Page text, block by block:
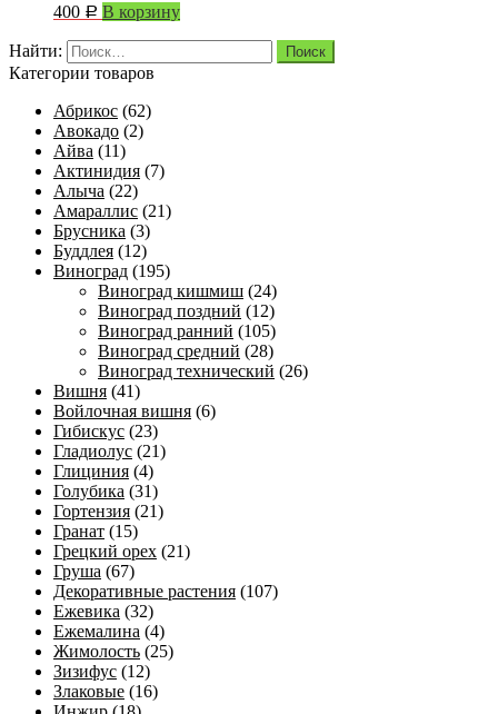
400 Р В корзину
Найти:
Категории товаров
Абрикос (62)
Авокадо (2)
Айва (11)
Актинидия (7)
Алыча (22)
Амараллис (21)
Брусника (3)
Буддлея (12)
Виноград (195)
Виноград кишмиш (24)
Виноград поздний (12)
Виноград ранний (105)
Виноград средний (28)
Виноград технический (26)
Вишня (41)
Войлочная вишня (6)
Гибискус (23)
Гладиолус (21)
Глициния (4)
Голубика (31)
Гортензия (21)
Гранат (15)
Грецкий орех (21)
Груша (67)
Декоративные растения (107)
Ежевика (32)
Ежемалина (4)
Жимолость (25)
Зизифус (12)
Злаковые (16)